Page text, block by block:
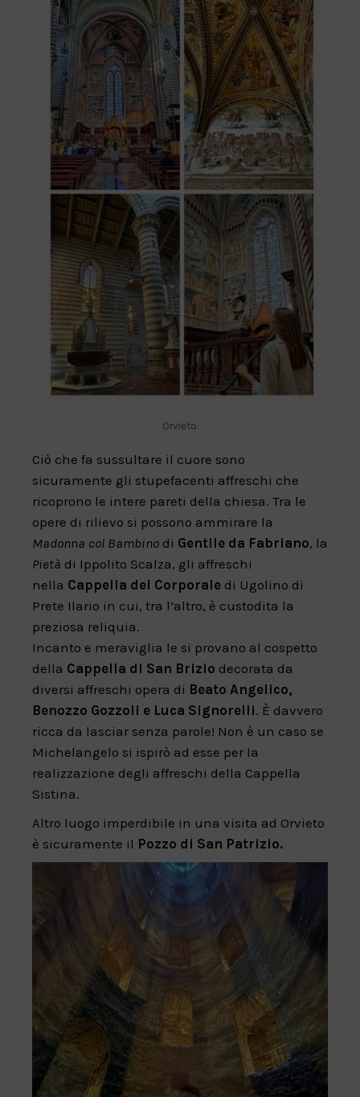
Orvieto.
Ciò che fa sussultare il cuore sono
sicuramente gli stupefacenti affreschi che
ricoprono le intere pareti della chiesa. Tra le
opere di rilievo si possono ammirare la
Madonna col Bambino di Gentile da Fabriano, la
Pietà di Ippolito Scalza, gli affreschi
nella Cappella del Corporale di Ugolino di
Prete Ilario in cui, tra l’altro, è custodita la
preziosa reliquia.
Incanto e meraviglia le si provano al cospetto
della Cappella di San Brizio decorata da
diversi affreschi opera di Beato Angelico,
Benozzo Gozzoli e Luca Signorelli. È davvero
ricca da lasciar senza parole! Non è un caso se
Michelangelo si ispirò ad esse per la
realizzazione degli affreschi della Cappella
Sistina.
Altro luogo imperdibile in una visita ad Orvieto
è sicuramente il Pozzo di San Patrizio.